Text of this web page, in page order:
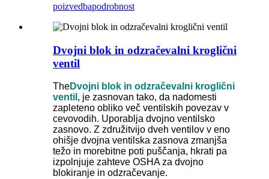
poizvedbapodrobnost
Dvojni blok in odzračevalni kroglični
ventil
TheDvojni blok in odzračevalni kroglični
ventil , je zasnovan tako, da nadomesti
zapleteno obliko več ventilskih povezav v
cevovodih. Uporablja dvojno ventilsko
zasnovo. Z združitvijo dveh ventilov v eno
ohišje dvojna ventilska zasnova zmanjša
težo in morebitne poti puščanja, hkrati pa
izpolnjuje zahteve OSHA za dvojno
blokiranje in odzračevanje.